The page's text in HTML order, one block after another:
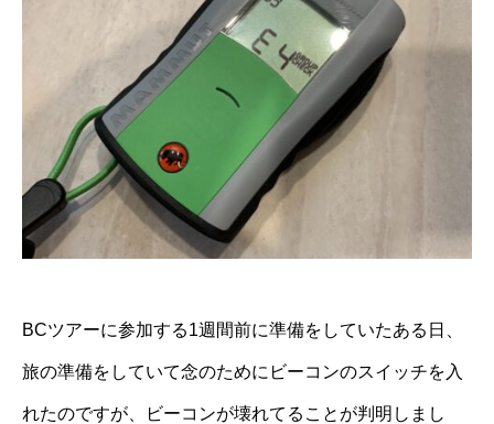
BCツアーに参加する1週間前に準備をしていたある日、
旅の準備をしていて念のためにビーコンのスイッチを入
れたのですが、ビーコンが壊れてることが判明しまし